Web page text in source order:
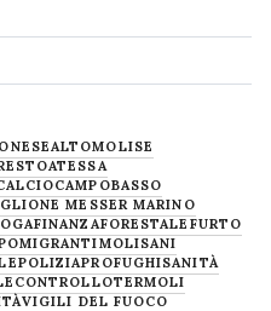
ALTOMOLISE
ATESSA
CAMPOBASSO
MESSER MARINO
FINANZAFORESTALE FURTO
MIGRANTIMOLISANI
POLIZIAPROFUGHISANITÀ
TERMOLI
VIGILI DEL FUOCO